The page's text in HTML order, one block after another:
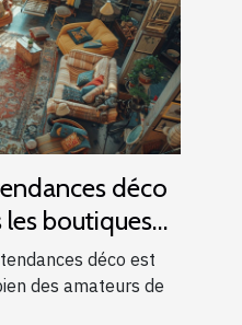
déco
boutiques
déco est
des amateurs de